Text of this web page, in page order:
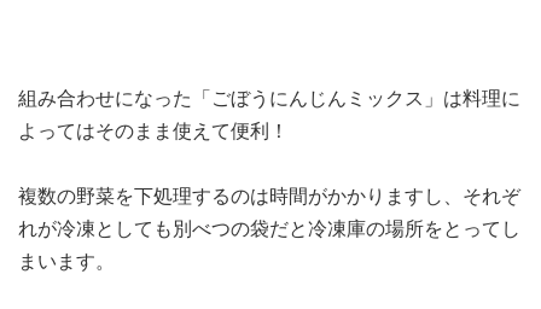
組み合わせになった「ごぼうにんじんミックス」は料理に
よってはそのまま使えて便利！
複数の野菜を下処理するのは時間がかかりますし、それぞ
れが冷凍としても別べつの袋だと冷凍庫の場所をとってし
まいます。